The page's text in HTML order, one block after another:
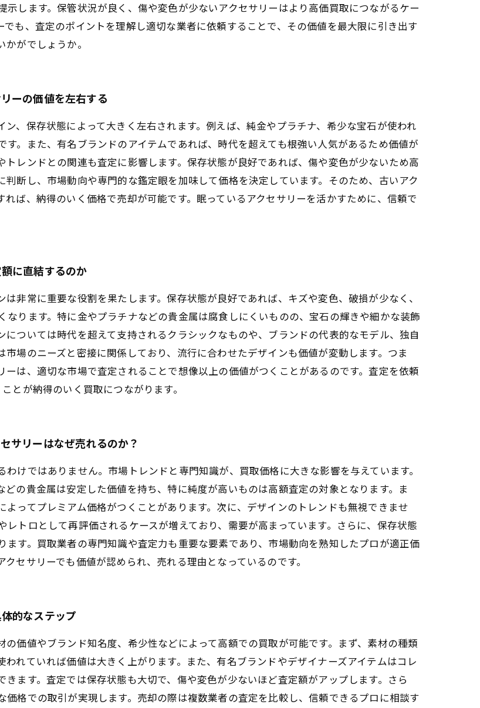
します。保管状況が良く、傷や変色が少ないアクセサリーはより高価買取につながるケー
も、査定のポイントを理解し適切な業者に依頼することで、その価値を最大限に引き出す
がでしょうか。
ーの価値を左右する
、保存状態によって大きく左右されます。例えば、純金やプラチナ、希少な宝石が使われ
。また、有名ブランドのアイテムであれば、時代を超えても根強い人気があるため価値が
レンドとの関連も査定に影響します。保存状態が良好であれば、傷や変色が少ないため高
断し、市場動向や専門的な鑑定眼を加味して価格を決定しています。そのため、古いアク
ば、納得のいく価格で売却が可能です。眠っているアクセサリーを活かすために、信頼で
に直結するのか
非常に重要な役割を果たします。保存状態が良好であれば、キズや変色、破損が少なく、
ります。特に金やプラチナなどの貴金属は腐食しにくいものの、宝石の輝きや細かな装飾
ついては時代を超えて支持されるクラシックなものや、ブランドの代表的なモデル、独自
場のニーズと密接に関係しており、流行に合わせたデザインも価値が変動します。つま
は、適切な市場で査定されることで想像以上の価値がつくことがあるのです。査定を依頼
とが納得のいく買取につながります。
サリーはなぜ売れるのか？
けではありません。市場トレンドと専門知識が、買取価格に大きな影響を与えています。
の貴金属は安定した価値を持ち、特に純度が高いものは高額査定の対象となります。ま
ってプレミアム価格がつくことがあります。次に、デザインのトレンドも無視できませ
トロとして再評価されるケースが増えており、需要が高まっています。さらに、保存状態
す。買取業者の専門知識や査定力も重要な要素であり、市場動向を熟知したプロが適正価
セサリーでも価値が認められ、売れる理由となっているのです。
的なステップ
価値やブランド知名度、希少性などによって高額での買取が可能です。まず、素材の種類
れていれば価値は大きく上がります。また、有名ブランドやデザイナーズアイテムはコレ
ます。査定では保存状態も大切で、傷や変色が少ないほど査定額がアップします。さら
格での取引が実現します。売却の際は複数業者の査定を比較し、信頼できるプロに相談す